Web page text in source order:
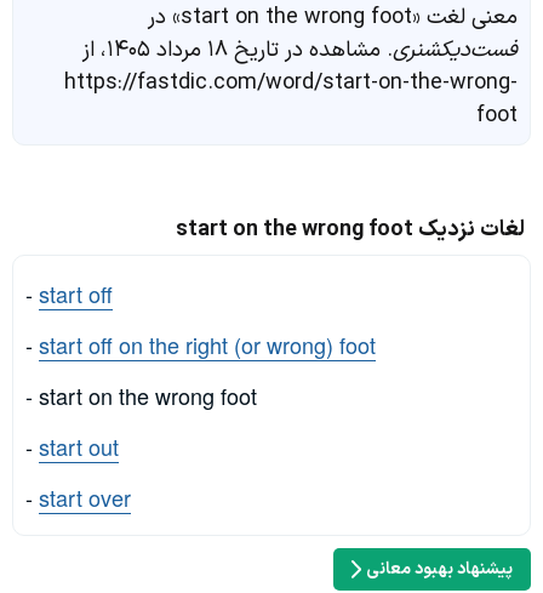
معنی لغت «start on the wrong foot» در
فست‌دیکشنری
. مشاهده در تاریخ ۱۸ مرداد ۱۴۰۵، از
https://fastdic.com/word/start-on-the-wrong-
foot
لغات نزدیک start on the wrong foot
-start off
-start off on the right (or wrong) foot
- start on the wrong foot
-start out
-start over
پیشنهاد بهبود معانی